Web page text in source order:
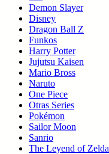
Demon Slayer
Disney
Dragon Ball Z
Funkos
Harry Potter
Jujutsu Kaisen
Mario Bross
Naruto
One Piece
Otras Series
Pokémon
Sailor Moon
Sanrio
The Leyend of Zelda